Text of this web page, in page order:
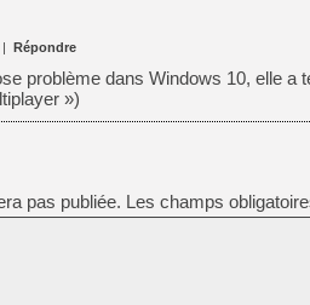
| Répondre
problème dans Windows 10, elle a
»)
pas publiée. Les champs